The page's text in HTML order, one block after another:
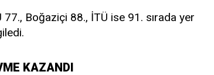
77., Boğaziçi 88., İTÜ ise 91. sırada yer
KAZANDI